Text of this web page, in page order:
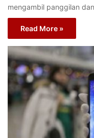
mengambil panggilan
Read More »